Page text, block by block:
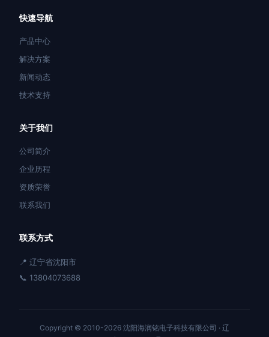
快速导航
产品中心
解决方案
新闻动态
技术支持
关于我们
公司简介
企业历程
资质荣誉
联系我们
联系方式
📍 辽宁省沈阳市
📞 13804073688
Copyright © 2010-2026 沈阳海润铭电子科技有限公司 · 辽